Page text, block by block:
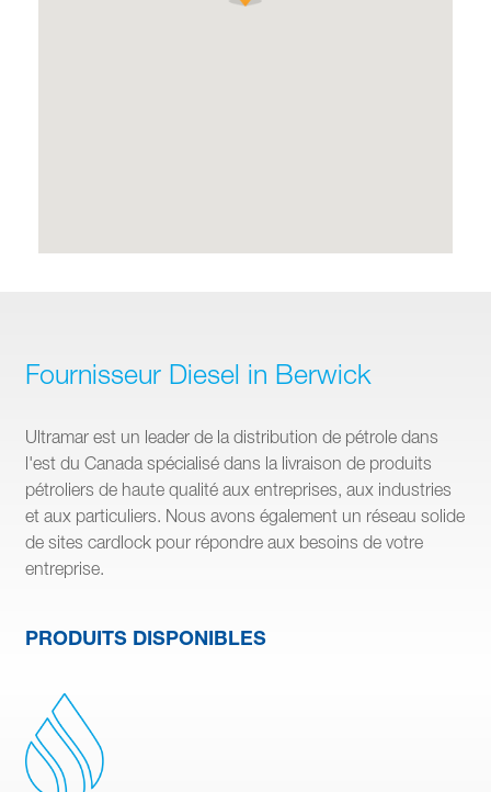
Fournisseur Diesel in Berwick
Ultramar est un leader de la distribution de pétrole dans
l'est du Canada spécialisé dans la livraison de produits
pétroliers de haute qualité aux entreprises, aux industries
et aux particuliers. Nous avons également un réseau solide
de sites cardlock pour répondre aux besoins de votre
entreprise.
PRODUITS DISPONIBLES